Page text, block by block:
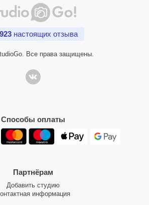
настоящих отзыва
Все права защищены.
Способы оплаты
Партнёрам
Добавить студию
информация